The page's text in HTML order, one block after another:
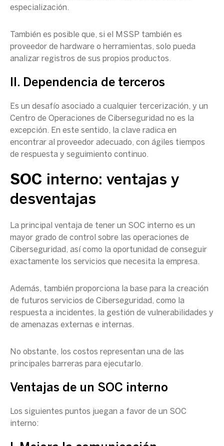
especialización.
También es posible que, si el MSSP también es
proveedor de hardware o herramientas, solo pueda
analizar registros de sus propios productos.
II. Dependencia de terceros
Es un desafío asociado a cualquier tercerización, y un
Centro de Operaciones de Ciberseguridad no es la
excepción. En este sentido, la clave radica en
encontrar al proveedor adecuado, con ágiles tiempos
de respuesta y seguimiento continuo.
SOC interno: ventajas y
desventajas
La principal ventaja de tener un SOC interno es un
mayor grado de control sobre las operaciones de
Ciberseguridad , así como la oportunidad de conseguir
exactamente los servicios que necesita la empresa.
Además, también proporciona la base para la creación
de futuros servicios de Ciberseguridad , como la
respuesta a incidentes, la gestión de vulnerabilidades y
de amenazas externas e internas.
No obstante, los costos representan una de las
principales barreras para ejecutarlo.
Ventajas de un SOC interno
Los siguientes puntos juegan a favor de un SOC
interno: